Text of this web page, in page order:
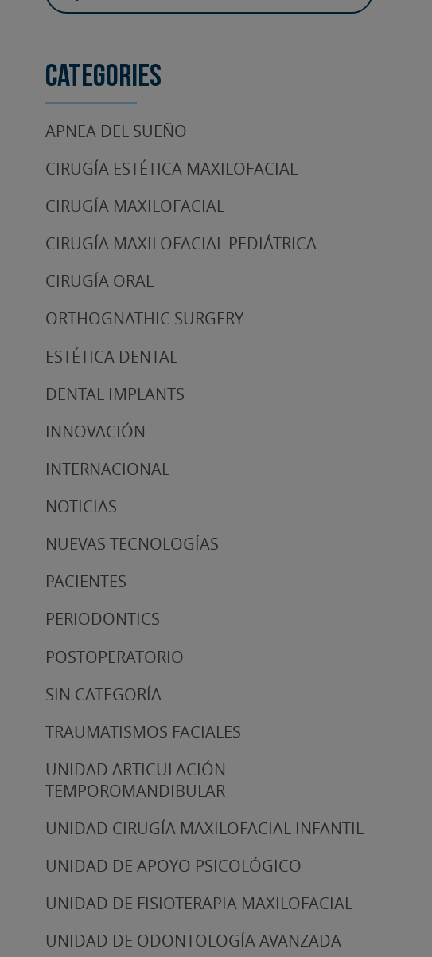
Categories
APNEA DEL SUEÑO
CIRUGÍA ESTÉTICA MAXILOFACIAL
CIRUGÍA MAXILOFACIAL
CIRUGÍA MAXILOFACIAL PEDIÁTRICA
CIRUGÍA ORAL
ORTHOGNATHIC SURGERY
ESTÉTICA DENTAL
DENTAL IMPLANTS
INNOVACIÓN
INTERNACIONAL
NOTICIAS
NUEVAS TECNOLOGÍAS
PACIENTES
PERIODONTICS
POSTOPERATORIO
SIN CATEGORÍA
TRAUMATISMOS FACIALES
UNIDAD ARTICULACIÓN
TEMPOROMANDIBULAR
UNIDAD CIRUGÍA MAXILOFACIAL INFANTIL
UNIDAD DE APOYO PSICOLÓGICO
UNIDAD DE FISIOTERAPIA MAXILOFACIAL
UNIDAD DE ODONTOLOGÍA AVANZADA